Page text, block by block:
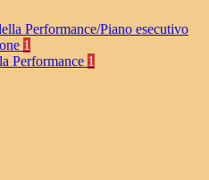
Performance/Piano esecutivo
1
Performance 1